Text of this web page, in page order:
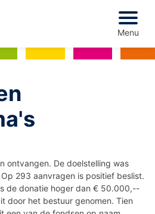
Menu
Vlaardingen e.o.
ontvangen. De doelstelling was
293 aanvragen is positief beslist.
de donatie hoger dan € 50.000,--
door het bestuur genomen. Tien